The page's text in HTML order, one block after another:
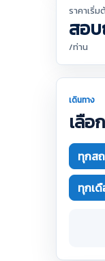
ราคาเริ่ม
สอ
/ท่าน
เดินทาง
เลือ
ทุกส
ทุกเ